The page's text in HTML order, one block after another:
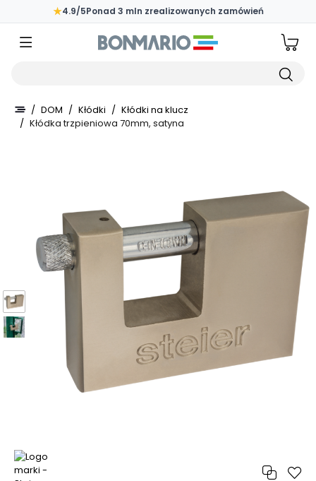
Przejdź do głównej zawartości strony
★4.9/5Ponad 3 mln zrealizowanych zamówień
/ DOM / Kłódki / Kłódki na klucz
/ Kłódka trzpieniowa 70mm, satyna